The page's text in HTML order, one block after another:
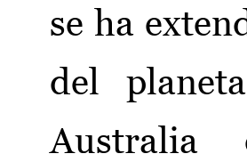
se ha
del